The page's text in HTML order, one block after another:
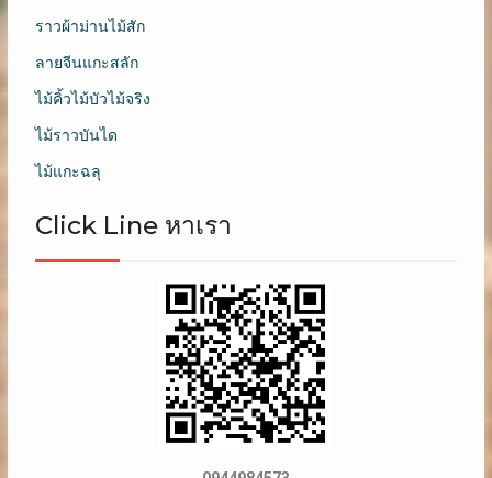
ราวผ้าม่านไม้สัก
ลายจีนแกะสลัก
ไม้คิ้วไม้บัวไม้จริง
ไม้ราวบันได
ไม้แกะฉลุ
Click Line หาเรา